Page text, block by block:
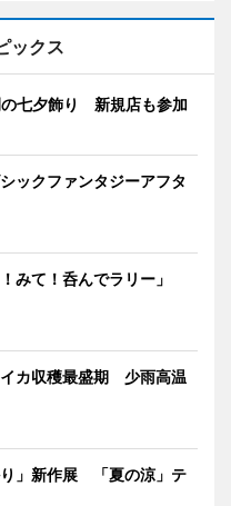
ックス
の七夕飾り 新規店も参加
ックファンタジーアフタ
みて！呑んでラリー」
カ収穫最盛期 少雨高温
」新作展 「夏の涼」テ